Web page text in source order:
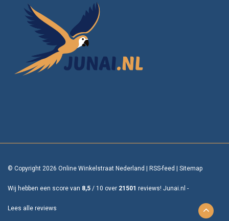
© Copyright 2026 Online Winkelstraat Nederland RSS-feed Sitemap
Wij hebben een score van 8,5 / 10 over 21501 reviews! Junai.nl -
Lees alle reviews